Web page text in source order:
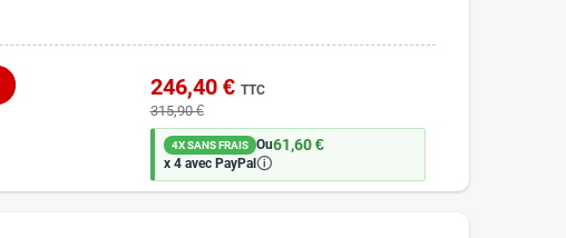
246,40 € TTC
315,90 €
4X SANS FRAIS Ou61,60 €
x 4 avec PayPal🛈